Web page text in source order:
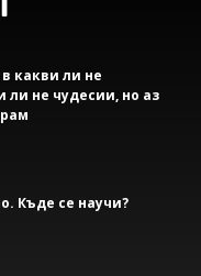
какви ли не
ли не чудесии, но аз
Къде се научи?